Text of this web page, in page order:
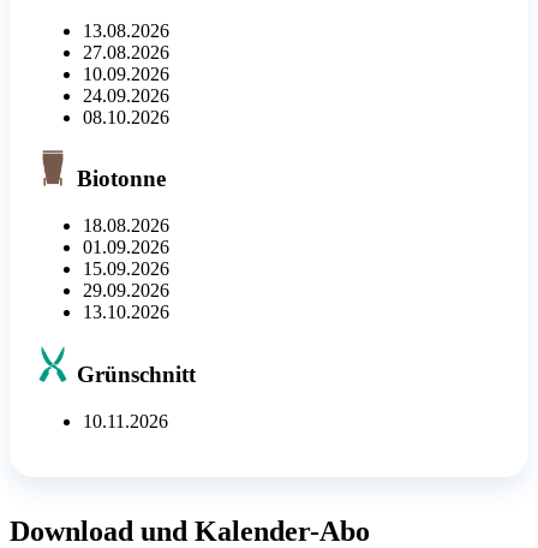
13.08.2026
27.08.2026
10.09.2026
24.09.2026
08.10.2026
Biotonne
18.08.2026
01.09.2026
15.09.2026
29.09.2026
13.10.2026
Grünschnitt
10.11.2026
Download und Kalender-Abo